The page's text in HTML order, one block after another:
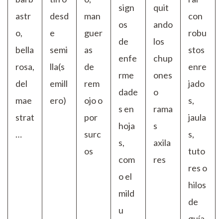
astr
o,
bella
rosa,
del
mae
strat
…
desd
e
semi
lla(s
emill
ero)
man
guer
as
de
rem
ojo o
por
surc
os
sign
os
de
enfe
rme
dade
s en
hoja
s,
com
o el
mild
u
quit
ando
los
chup
ones
o
rama
s
axila
res
con
robu
stos
enre
jado
s,
jaula
s,
tuto
res o
hilos
de